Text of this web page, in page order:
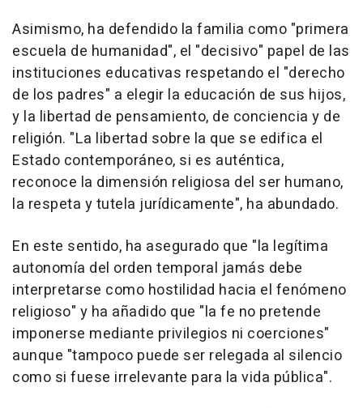
Asimismo, ha defendido la familia como "primera
escuela de humanidad", el "decisivo" papel de las
instituciones educativas respetando el "derecho
de los padres" a elegir la educación de sus hijos,
y la libertad de pensamiento, de conciencia y de
religión. "La libertad sobre la que se edifica el
Estado contemporáneo, si es auténtica,
reconoce la dimensión religiosa del ser humano,
la respeta y tutela jurídicamente", ha abundado.
En este sentido, ha asegurado que "la legítima
autonomía del orden temporal jamás debe
interpretarse como hostilidad hacia el fenómeno
religioso" y ha añadido que "la fe no pretende
imponerse mediante privilegios ni coerciones"
aunque "tampoco puede ser relegada al silencio
como si fuese irrelevante para la vida pública".